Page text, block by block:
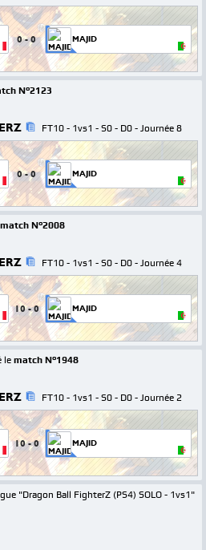
0-0 MAJID
N°2123
FT10 - 1vs1 - S0 - D0 - Journée 8
0-0 MAJID
match N°2008
FT10 - 1vs1 - S0 - D0 - Journée 4
10-0 MAJID
le match N°1948
FT10 - 1vs1 - S0 - D0 - Journée 2
10-0 MAJID
"Dragon Ball FighterZ (PS4) SOLO - 1vs1"